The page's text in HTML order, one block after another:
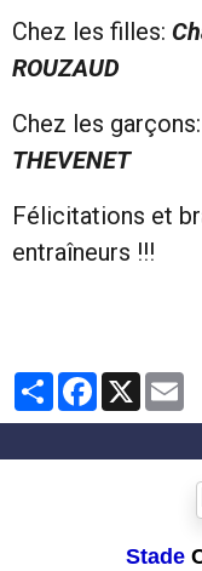
Chez les filles:
ROUZAUD
Chez les
THEVENET
Félicitations et
entraîneurs !!!
PartagerFacebook
X
Stade